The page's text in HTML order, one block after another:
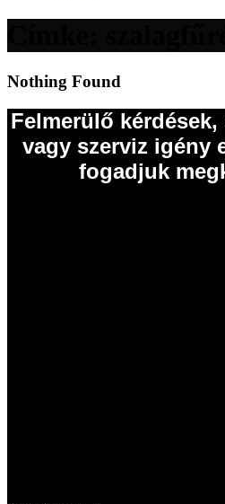
Nothing Found
Felmerülő kérdések,
vagy szerviz igény
fogadjuk